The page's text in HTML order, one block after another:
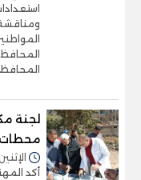
لجنة
محطات
الإثنين 17/فبراير/2025 -
أكد